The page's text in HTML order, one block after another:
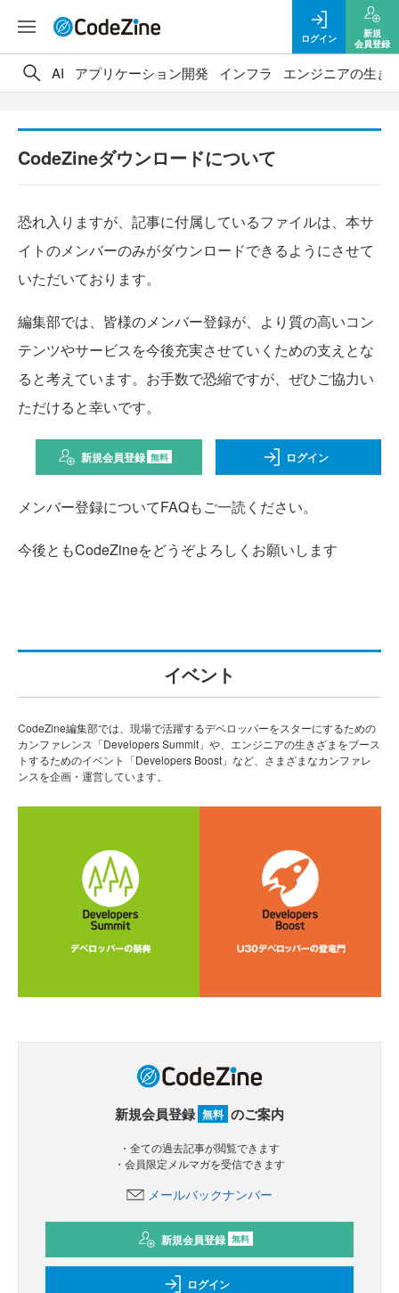
ログイン
新規
会員登録
AI アプリケーション開発 インフラ エンジニアの生き
CodeZineダウンロードについて
恐れ入りますが、記事に付属しているファイルは、本サ
イトのメンバーのみがダウンロードできるようにさせて
いただいております。
編集部では、皆様のメンバー登録が、より質の高いコン
テンツやサービスを今後充実させていくための支えとな
ると考えています。お手数で恐縮ですが、ぜひご協力い
ただけると幸いです。
新規会員登録 無料 ログイン
メンバー登録についてFAQもご一読ください。
今後ともCodeZineをどうぞよろしくお願いします
イベント
CodeZine編集部では、現場で活躍するデベロッパーをスターにするための
カンファレンス「Developers Summit」や、エンジニアの生きざまをブース
トするためのイベント「Developers Boost」など、さまざまなカンファレ
ンスを企画・運営しています。
新規会員登録 無料 のご案内
・全ての過去記事が閲覧できます
・会員限定メルマガを受信できます
メールバックナンバー
新規会員登録 無料
ログイン